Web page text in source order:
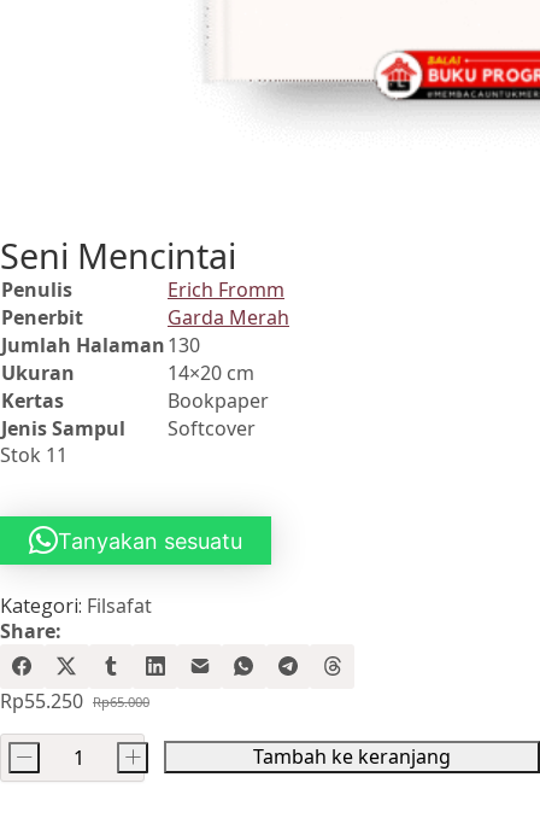
Seni Mencintai
Penulis
Erich Fromm
Penerbit
Garda Merah
Jumlah Halaman130
Ukuran
14×20 cm
Kertas
Bookpaper
Jenis Sampul
Softcover
Rp65.000
Harga
aslinya
adalah:
Rp65.000.
Rp55.250
Harga
saat
ini
adalah:
Stok 11
Tanyakan sesuatu
Kuantitas
- + Tambah ke keranjang
Kategori: Filsafat
Share: